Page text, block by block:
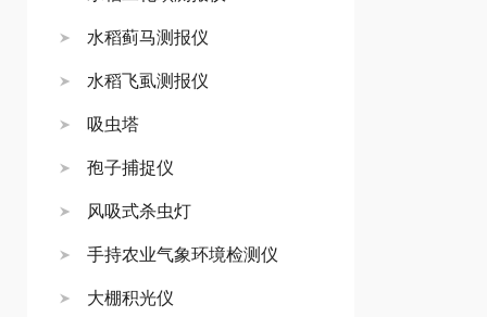
水稻蓟马测报仪
水稻飞虱测报仪
吸虫塔
孢子捕捉仪
风吸式杀虫灯
手持农业气象环境检测仪
大棚积光仪